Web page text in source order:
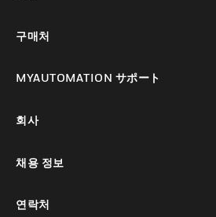
구매처
MYAUTOMATION サポート
회사
채용 정보
연락처